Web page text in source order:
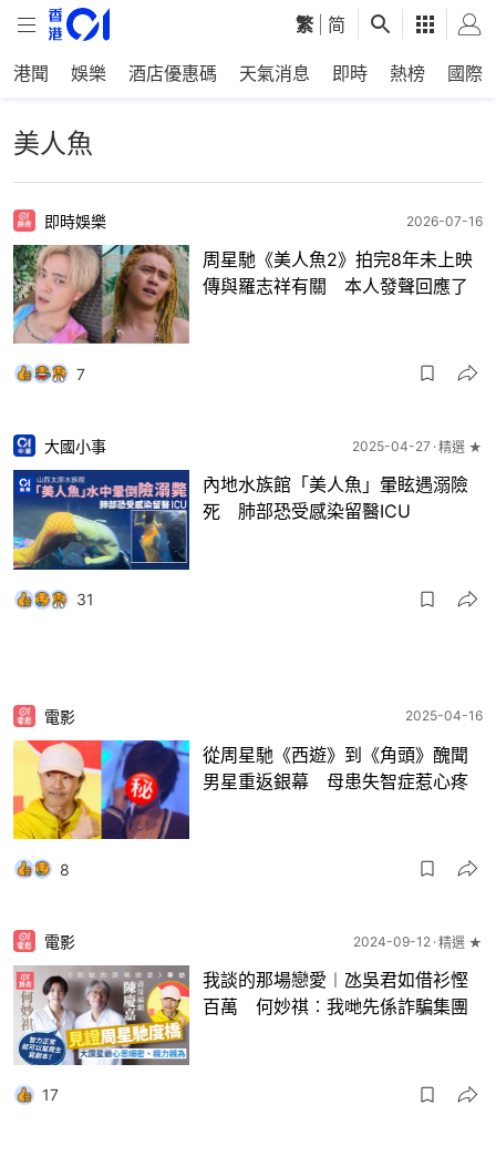
繁 简
港聞 娛樂 酒店優惠碼 天氣消息 即時 熱榜 國際
美人魚
即時娛樂 2026-07-16
周星馳《美人魚2》拍完8年未上映
傳與羅志祥有關 本人發聲回應了
7
大國小事 2025-04-27 精選 ★
內地水族館「美人魚」暈眩遇溺險
死 肺部恐受感染留醫ICU
31
電影 2025-04-16
從周星馳《西遊》到《角頭》醜聞
男星重返銀幕 母患失智症惹心疼
8
電影 2024-09-12 精選 ★
我談的那場戀愛︱氹吳君如借衫慳
百萬 何妙祺︰我哋先係詐騙集團
17